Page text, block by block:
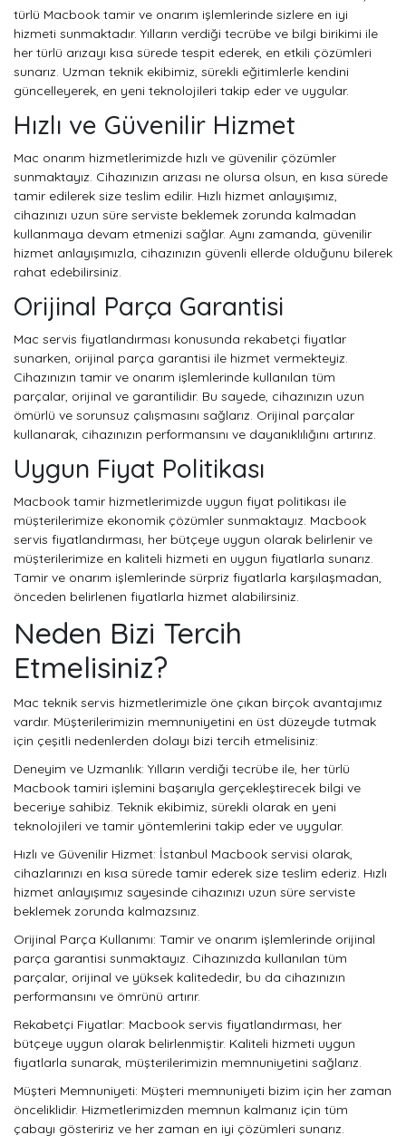
türlü Macbook tamir ve onarım işlemlerinde sizlere en iyi
hizmeti sunmaktadır. Yılların verdiği tecrübe ve bilgi birikimi ile
her türlü arızayı kısa sürede tespit ederek, en etkili çözümleri
sunarız. Uzman teknik ekibimiz, sürekli eğitimlerle kendini
güncelleyerek, en yeni teknolojileri takip eder ve uygular.
Hızlı ve Güvenilir Hizmet
Mac onarım hizmetlerimizde hızlı ve güvenilir çözümler
sunmaktayız. Cihazınızın arızası ne olursa olsun, en kısa sürede
tamir edilerek size teslim edilir. Hızlı hizmet anlayışımız,
cihazınızı uzun süre serviste beklemek zorunda kalmadan
kullanmaya devam etmenizi sağlar. Aynı zamanda, güvenilir
hizmet anlayışımızla, cihazınızın güvenli ellerde olduğunu bilerek
rahat edebilirsiniz.
Orijinal Parça Garantisi
Mac servis fiyatlandırması konusunda rekabetçi fiyatlar
sunarken, orijinal parça garantisi ile hizmet vermekteyiz.
Cihazınızın tamir ve onarım işlemlerinde kullanılan tüm
parçalar, orijinal ve garantilidir. Bu sayede, cihazınızın uzun
ömürlü ve sorunsuz çalışmasını sağlarız. Orijinal parçalar
kullanarak, cihazınızın performansını ve dayanıklılığını artırırız.
Uygun Fiyat Politikası
Macbook tamir hizmetlerimizde uygun fiyat politikası ile
müşterilerimize ekonomik çözümler sunmaktayız. Macbook
servis fiyatlandırması, her bütçeye uygun olarak belirlenir ve
müşterilerimize en kaliteli hizmeti en uygun fiyatlarla sunarız.
Tamir ve onarım işlemlerinde sürpriz fiyatlarla karşılaşmadan,
önceden belirlenen fiyatlarla hizmet alabilirsiniz.
Neden Bizi Tercih
Etmelisiniz?
Mac teknik servis hizmetlerimizle öne çıkan birçok avantajımız
vardır. Müşterilerimizin memnuniyetini en üst düzeyde tutmak
için çeşitli nedenlerden dolayı bizi tercih etmelisiniz:
Deneyim ve Uzmanlık: Yılların verdiği tecrübe ile, her türlü
Macbook tamiri işlemini başarıyla gerçekleştirecek bilgi ve
beceriye sahibiz. Teknik ekibimiz, sürekli olarak en yeni
teknolojileri ve tamir yöntemlerini takip eder ve uygular.
Hızlı ve Güvenilir Hizmet: İstanbul Macbook servisi olarak,
cihazlarınızı en kısa sürede tamir ederek size teslim ederiz. Hızlı
hizmet anlayışımız sayesinde cihazınızı uzun süre serviste
beklemek zorunda kalmazsınız.
Orijinal Parça Kullanımı: Tamir ve onarım işlemlerinde orijinal
parça garantisi sunmaktayız. Cihazınızda kullanılan tüm
parçalar, orijinal ve yüksek kalitededir, bu da cihazınızın
performansını ve ömrünü artırır.
Rekabetçi Fiyatlar: Macbook servis fiyatlandırması, her
bütçeye uygun olarak belirlenmiştir. Kaliteli hizmeti uygun
fiyatlarla sunarak, müşterilerimizin memnuniyetini sağlarız.
Müşteri Memnuniyeti: Müşteri memnuniyeti bizim için her zaman
önceliklidir. Hizmetlerimizden memnun kalmanız için tüm
çabayı gösteririz ve her zaman en iyi çözümleri sunarız.